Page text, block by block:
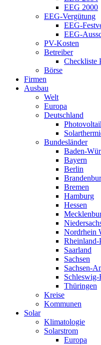
EEG 2000
EEG-Vergütung
EEG-
EEG-
PV-Kosten
Betreiber
Checkliste
Börse
Firmen
Ausbau
Welt
Europa
Deutschland
Bundesländer
Baden-
Bayern
Berlin
Bremen
Hamburg
Hessen
Nordrhein
Rheinland-
Saarland
Sachsen
Sachsen-
Schleswig-
Thüringen
Kreise
Kommunen
Solar
Klimatologie
Solarstrom
Europa